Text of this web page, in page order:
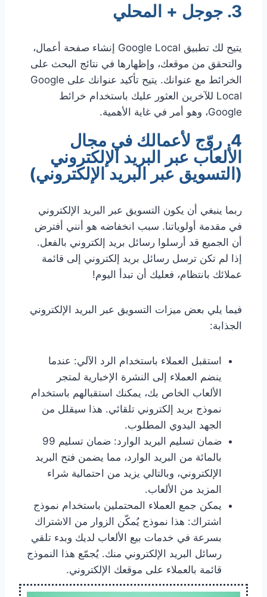
3. جوجل + المحلي
يتيح لك تطبيق Google Local إنشاء صفحة أعمال،
والتحقق من موقعك، وإظهارها في نتائج البحث على
الخرائط مع عنوانك. يتيح تأكيد عنوانك على Google
Local للآخرين العثور عليك باستخدام خرائط
Google، وهو أمر في غاية الأهمية.
4. روّج لأعمالك في مجال
الألعاب عبر البريد الإلكتروني
(التسويق عبر البريد الإلكتروني)
ربما ينبغي أن يكون التسويق عبر البريد الإلكتروني
في مقدمة أولوياتنا. سبب انخفاضه هو أنني أفترض
أن الجميع قد أرسلوا رسائل بريد إلكتروني بالفعل.
إذا لم تكن ترسل رسائل بريد إلكتروني إلى قائمة
عملائك بانتظام، فعليك أن تبدأ اليوم!
فيما يلي بعض ميزات التسويق عبر البريد الإلكتروني
الجذابة:
استقبل العملاء باستخدام الرد الآلي: عندما
ينضم العملاء إلى النشرة الإخبارية لمتجر
الألعاب الخاص بك، يمكنك استقبالهم باستخدام
نموذج بريد إلكتروني تلقائي. هذا سيقلل من
الجهد اليدوي المطلوب.
ضمان تسليم البريد الوارد: ضمان تسليم 99
بالمائة من البريد الوارد، مما يضمن فتح البريد
الإلكتروني، وبالتالي يزيد من احتمالية شراء
المزيد من الألعاب.
يمكن جمع العملاء المحتملين باستخدام نموذج
اشتراك: هذا نموذج يُمكّن الزوار من الاشتراك
بسرعة في خدمات بيع الألعاب لديك وبدء تلقي
رسائل البريد الإلكتروني منك. يُجمّع هذا النموذج
قائمة بالعملاء على موقعك الإلكتروني.